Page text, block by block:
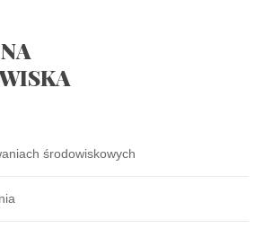
środowiskowych